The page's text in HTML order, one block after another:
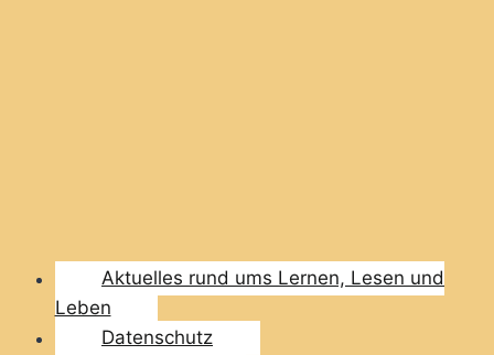
Aktuelles rund ums Lernen, Lesen und
Leben
Datenschutz